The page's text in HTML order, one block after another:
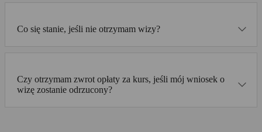
Co się stanie, jeśli nie otrzymam wizy?
Czy otrzymam zwrot opłaty za kurs, jeśli mój wniosek o
wizę zostanie odrzucony?